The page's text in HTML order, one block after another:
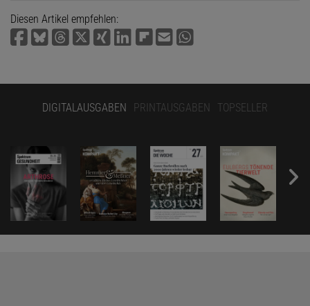
Diesen Artikel empfehlen:
DIGITALAUSGABEN PRINTAUSGABEN TOPSELLER